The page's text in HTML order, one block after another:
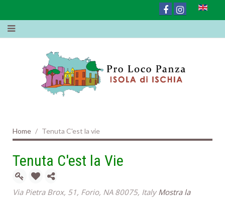
Home Tenuta C'est la vie
Tenuta C'est la Vie
Via Pietra Brox, 51, Forio, NA 80075, Italy Mostra la